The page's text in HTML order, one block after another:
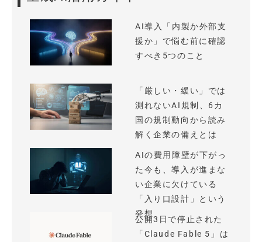
AI導入「内製か外部支
援か」で悩む前に確認
すべき5つのこと
「厳しい・緩い」では
測れないAI規制、6カ
国の規制動向から読み
解く企業の備えとは
AIの費用障壁が下がっ
た今も、導入が進まな
い企業に欠けている
「入り口設計」という
発想
公開3日で停止された
「Claude Fable 5」は